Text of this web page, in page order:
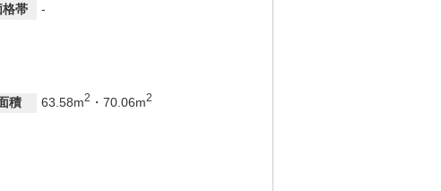
格帯
-
積 63.58m2 ・70.06m2